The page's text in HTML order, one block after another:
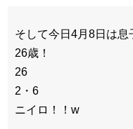
そして今日4月8日は息
26歳！
26
2・6
ニイロ！！w